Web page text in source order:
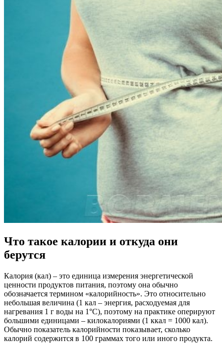
Что такое калории и откуда они
берутся
Калория (кал) – это единица измерения энергетической
ценности продуктов питания, поэтому она обычно
обозначается термином «калорийность». Это относительно
небольшая величина (1 кал – энергия, расходуемая для
нагревания 1 г воды на 1°С), поэтому на практике оперируют
большими единицами – килокалориями (1 ккал = 1000 кал).
Обычно показатель калорийности показывает, сколько
калорий содержится в 100 граммах того или иного продукта.